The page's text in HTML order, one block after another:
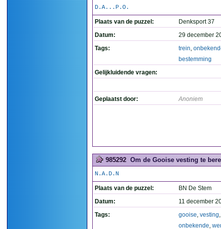
D.A...P.O.
Plaats van de puzzel:
Denksport 37
Datum:
29 december
Tags:
trein,
bestemming
Gelijkluidende vragen:
Geplaatst door: Anoniem
985292 Om de Gooise vesting te
N.A.D.N
Plaats van de puzzel:
BN De Stem
Datum:
11 december
Tags:
gooise, vesting
onbekende,